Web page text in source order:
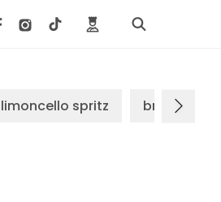
limoncello spritz brassói